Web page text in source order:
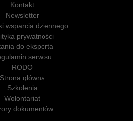
Kontakt
Newsletter
wsparcia dziennego
prywatności
do eksperta
serwisu
RODO
Strona główna
Szkolenia
Wolontariat
dokumentów